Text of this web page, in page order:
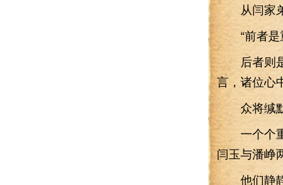
从闫家弟
“前者是
后者则是
言，诸位心
众将缄默
一个个重
闫玉与潘峥
他们静静